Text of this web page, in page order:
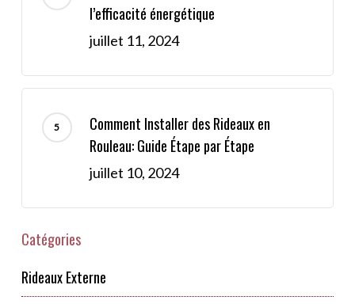
l’efficacité énergétique
juillet 11, 2024
Comment Installer des Rideaux en
Rouleau: Guide Étape par Étape
juillet 10, 2024
Catégories
Rideaux Externe